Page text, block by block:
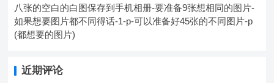
八张的空白的白图保存到手机相册-要准备9张想相同的图片-
如果想要图片都不同得话-1-p-可以准备好45张的不同图片-p
(都想要的图片)
近期评论